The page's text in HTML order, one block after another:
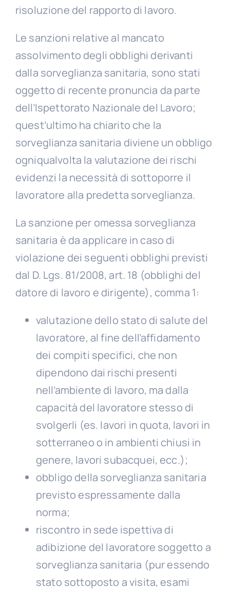
risoluzione del rapporto di lavoro.
Le sanzioni relative al mancato
assolvimento degli obblighi derivanti
dalla sorveglianza sanitaria, sono stati
oggetto di recente pronuncia da parte
dell’Ispettorato Nazionale del Lavoro;
quest’ultimo ha chiarito che la
sorveglianza sanitaria diviene un obbligo
ogniqualvolta la valutazione dei rischi
evidenzi la necessità di sottoporre il
lavoratore alla predetta sorveglianza.
La sanzione per omessa sorveglianza
sanitaria è da applicare in caso di
violazione dei seguenti obblighi previsti
dal D. Lgs. 81/2008, art. 18 (obblighi del
datore di lavoro e dirigente), comma 1:
valutazione dello stato di salute del
lavoratore, al fine dell’affidamento
dei compiti specifici, che non
dipendono dai rischi presenti
nell’ambiente di lavoro, ma dalla
capacità del lavoratore stesso di
svolgerli (es. lavori in quota, lavori in
sotterraneo o in ambienti chiusi in
genere, lavori subacquei, ecc.);
obbligo della sorveglianza sanitaria
previsto espressamente dalla
norma;
riscontro in sede ispettiva di
adibizione del lavoratore soggetto a
sorveglianza sanitaria (pur essendo
stato sottoposto a visita, esami